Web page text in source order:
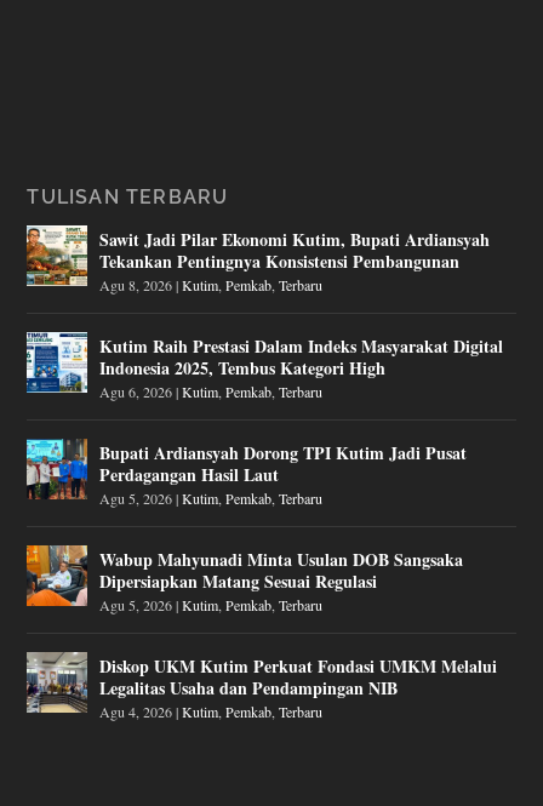
TULISAN TERBARU
Sawit Jadi Pilar Ekonomi Kutim, Bupati Ardiansyah
Tekankan Pentingnya Konsistensi Pembangunan
Agu 8, 2026|Kutim ,Pemkab ,Terbaru
Kutim Raih Prestasi Dalam Indeks Masyarakat Digital
Indonesia 2025, Tembus Kategori High
Agu 6, 2026|Kutim ,Pemkab ,Terbaru
Bupati Ardiansyah Dorong TPI Kutim Jadi Pusat
Perdagangan Hasil Laut
Agu 5, 2026|Kutim ,Pemkab ,Terbaru
Wabup Mahyunadi Minta Usulan DOB Sangsaka
Dipersiapkan Matang Sesuai Regulasi
Agu 5, 2026|Kutim ,Pemkab ,Terbaru
Diskop UKM Kutim Perkuat Fondasi UMKM Melalui
Legalitas Usaha dan Pendampingan NIB
Agu 4, 2026|Kutim ,Pemkab ,Terbaru